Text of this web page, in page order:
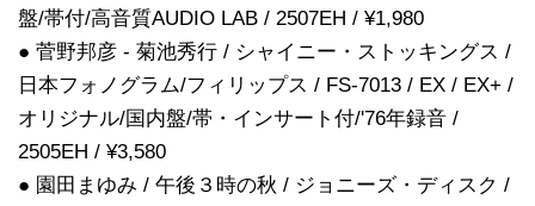
盤/帯付/高音質AUDIO LAB / 2507EH / ¥1,980
● 菅野邦彦 - 菊池秀行 / シャイニー・ストッキングス /
日本フォノグラム/フィリップス / FS-7013 / EX / EX+ /
オリジナル/国内盤/帯・インサート付/'76年録音 /
2505EH / ¥3,580
● 園田まゆみ / 午後３時の秋 / ジョニーズ・ディスク /